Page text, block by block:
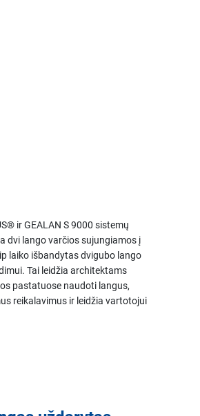
ir GEALAN S 9000 sistemų
dvi lango varčios sujungiamos į
laiko išbandytas dvigubo lango
Tai leidžia architektams
pastatuose naudoti langus,
reikalavimus ir leidžia vartotojui